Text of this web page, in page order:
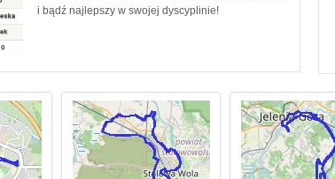
i bądź najlepszy w swojej dyscyplinie!